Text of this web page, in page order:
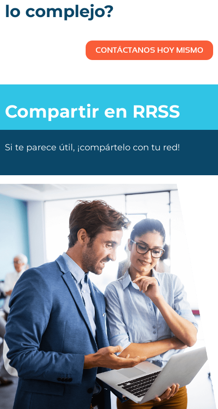
lo complejo?
CONTÁCTANOS HOY MISMO
Compartir en RRSS
Si te parece útil, ¡compártelo con tu red!